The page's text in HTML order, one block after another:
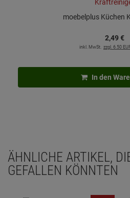
moebelplus Küchen
2,49€
inkl. MwSt. zzgl. 6.50
In den
ÄHNLICHE ARTIKEL,
GEFALLEN KÖNNTEN